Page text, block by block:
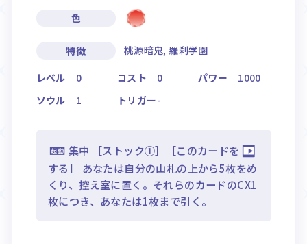
色
特徴
桃源暗鬼, 羅刹学園
レベル
0 コスト 0 パワー
1000
ソウル
1 トリガー-
集中 ［ストック①］［このカードを
する］ あなたは自分の山札の上から5枚をめ
くり、控え室に置く。それらのカードのCX1
枚につき、あなたは1枚まで引く。